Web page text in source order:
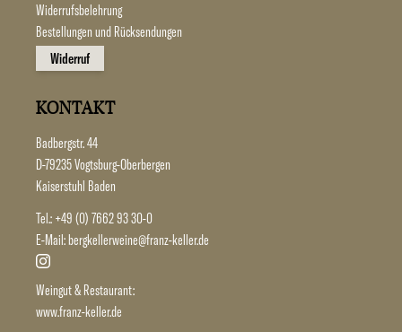
Widerrufsbelehrung
Bestellungen und Rücksendungen
Widerruf
KONTAKT
Badbergstr. 44
D-79235 Vogtsburg-Oberbergen
Kaiserstuhl Baden
Tel.: +49 (0) 7662 93 30-0
E-Mail:bergkellerweine@franz-keller.de
Weingut & Restaurant:
www.franz-keller.de